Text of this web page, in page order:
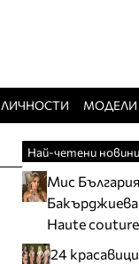
Забравена парола
Регистрация
Добавяне на фирма
Защо да се
ЛИЧНОСТИ МОДЕЛИ
Най-четени новини
Мис
Haute
24